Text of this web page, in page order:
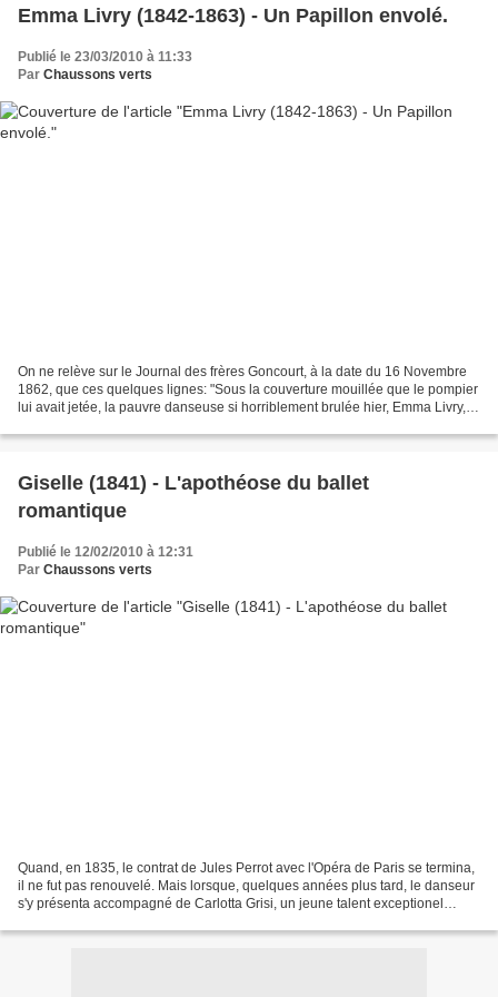
Emma Livry (1842-1863) - Un Papillon envolé.
Publié le 23/03/2010 à 11:33
Par Chaussons verts
On ne relève sur le Journal des frères Goncourt, à la date du 16 Novembre
1862, que ces quelques lignes: "Sous la couverture mouillée que le pompier
lui avait jetée, la pauvre danseuse si horriblement brulée hier, Emma Livry,
Giselle (1841) - L'apothéose du ballet
romantique
Publié le 12/02/2010 à 12:31
Par Chaussons verts
Quand, en 1835, le contrat de Jules Perrot avec l'Opéra de Paris se termina,
il ne fut pas renouvelé. Mais lorsque, quelques années plus tard, le danseur
s'y présenta accompagné de Carlotta Grisi, un jeune talent exceptionel